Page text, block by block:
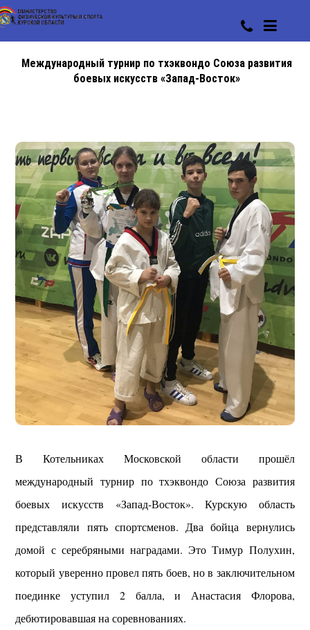
Международный турнир по тхэквондо Союза развития
боевых искусств «Запад-Восток»
В Котельниках Московской области прошёл
международный турнир по тхэквондо Союза развития
боевых искусств «Запад-Восток». Курскую область
представляли пять спортсменов. Два бойца вернулись
домой с серебряными наградами. Это Тимур Полухин,
который уверенно провел пять боев, но в заключительном
поединке уступил 2 балла, и Анастасия Флорова,
дебютировавшая на соревнованиях.